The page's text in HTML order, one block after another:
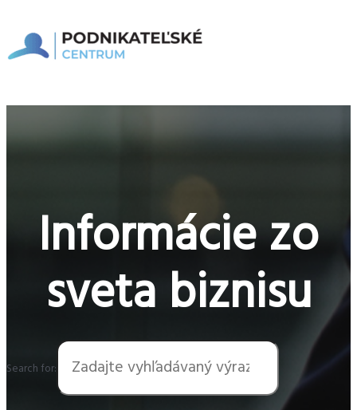
obsah
Menu
Informácie zo
sveta biznisu
Search for: